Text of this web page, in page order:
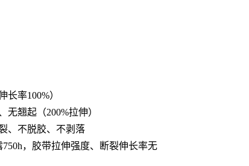
长率100%）
无翘起（200%拉伸）
、不脱胶、不剥落
，胶带拉伸强度、断裂伸长率无